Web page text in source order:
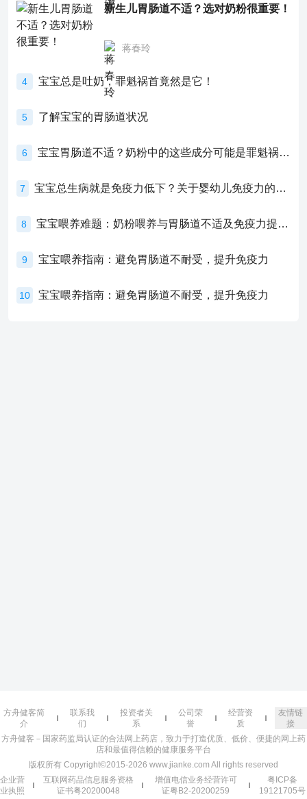
新生儿胃肠道不适？选对奶粉很重要！
蒋春玲
4 宝宝总是吐奶，罪魁祸首竟然是它！
5 了解宝宝的胃肠道状况
6 宝宝胃肠道不适？奶粉中的这些成分可能是罪魁祸首！
7 宝宝总生病就是免疫力低下？关于婴幼儿免疫力的真相，家长必须了解！
8 宝宝喂养难题：奶粉喂养与胃肠道不适及免疫力提升的奥秘
9 宝宝喂养指南：避免胃肠道不耐受，提升免疫力
10 宝宝喂养指南：避免胃肠道不耐受，提升免疫力
方舟健客简
介
联系我
们
投资者关
系
公司荣
誉
经营资
质
友情链
接
方舟健客－国家药监局认证的合法网上药店，致力于打造优质、低价、便捷的网上药
店和最值得信赖的健康服务平台
版权所有 Copyright©2015-2026 www.jianke.com All rights reserved
企业营
业执照
互联网药品信息服务资格
证书粤20200048
增值电信业务经营许可
证粤B2-20200259
粤ICP备
19121705号